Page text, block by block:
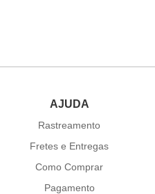
AJUDA
Rastreamento
Fretes e Entregas
Como Comprar
Pagamento